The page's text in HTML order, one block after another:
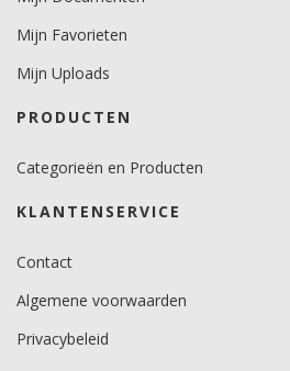
-50 tot +90.
Levensduurverwachting
Mijn Favorieten
Mijn Uploads
PRODUCTEN
Categorieën en Producten
KLANTENSERVICE
Contact
Algemene voorwaarden
Privacybeleid